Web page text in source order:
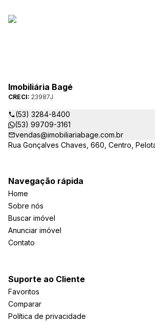
Imobiliária Bagé
CRECI: 23987J
(53) 3284-8400
(53) 99709-3161
vendas@imobiliariabage.com.br
Rua Gonçalves Chaves, 660, Centro,
Navegação rápida
Home
Sobre nós
Buscar imóvel
Anunciar imóvel
Contato
Suporte ao Cliente
Favoritos
Comparar
Política de privacidade